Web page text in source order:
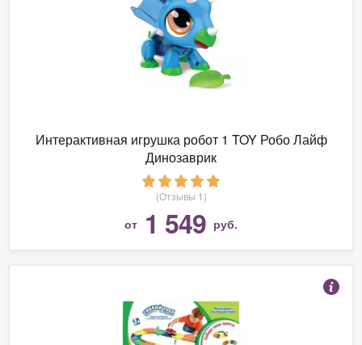
Интерактивная игрушка робот 1 TOY Робо Лайф
Динозаврик
(Отзывы 1)
от 1 549 руб.